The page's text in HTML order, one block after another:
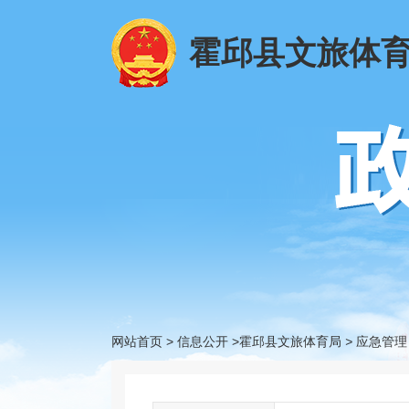
霍邱县文旅体
网站首页 > 信息公开 >霍邱县文旅体育局 > 应急管理